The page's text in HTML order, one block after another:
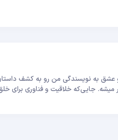
به نویسندگی من رو به کشف